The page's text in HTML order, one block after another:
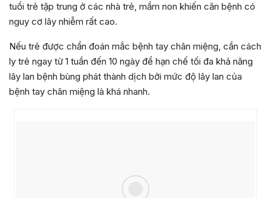
tuổi trẻ tập trung ở các nhà trẻ, mầm non khiến căn bệnh có
nguy cơ lây nhiễm rất cao.
Nếu trẻ được chẩn đoán mắc bệnh tay chân miệng, cần cách
ly trẻ ngay từ 1 tuần đến 10 ngày để hạn chế tối đa khả năng
lây lan bệnh bùng phát thành dịch bởi mức độ lây lan của
bệnh tay chân miệng là khá nhanh.